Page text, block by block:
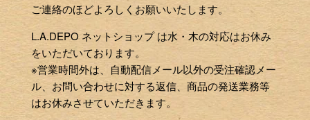
ご連絡のほどよろしくお願いいたします。
L.A.DEPO ネットショップ は水・木の対応はお休み
をいただいております。
※営業時間外は、自動配信メール以外の受注確認メー
ル、お問い合わせに対する返信、商品の発送業務等
はお休みさせていただきます。